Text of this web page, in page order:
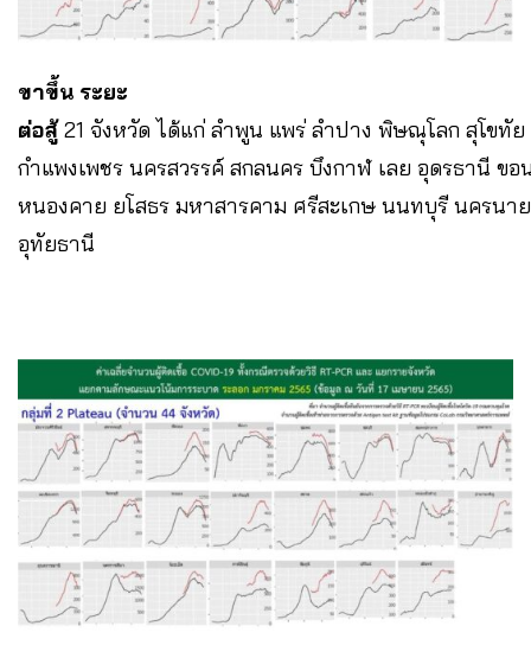
ขาขึ้น ระยะ
ต่อสู้21 จังหวัด ได้แก่ ลำพูน แพร่ ลำปาง พิษณุโลก สุโขทัย
กำแพงเพชร นครสวรรค์ สกลนคร บึงกาฬ เลย อุดรธานี ข
หนองคาย ยโสธร มหาสารคาม ศรีสะเกษ นนทบุรี นครนา
อุทัยธานี